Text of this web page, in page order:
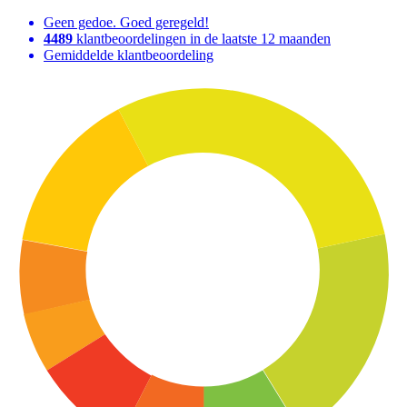
Geen gedoe. Goed geregeld!
4489 klantbeoordelingen in de laatste 12 maanden
Gemiddelde klantbeoordeling